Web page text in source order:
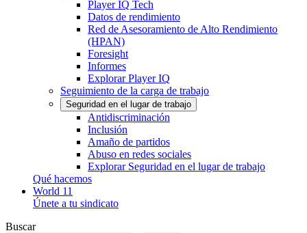
Player IQ Tech
Datos de rendimiento
Red de Asesoramiento de Alto Rendimiento
(HPAN)
Foresight
Informes
Explorar Player IQ
Seguimiento de la carga de trabajo
Seguridad en el lugar de trabajo
Antidiscriminación
Inclusión
Amaño de partidos
Abuso en redes sociales
Explorar Seguridad en el lugar de trabajo
Qué hacemos
World 11
Únete a tu sindicato
Buscar